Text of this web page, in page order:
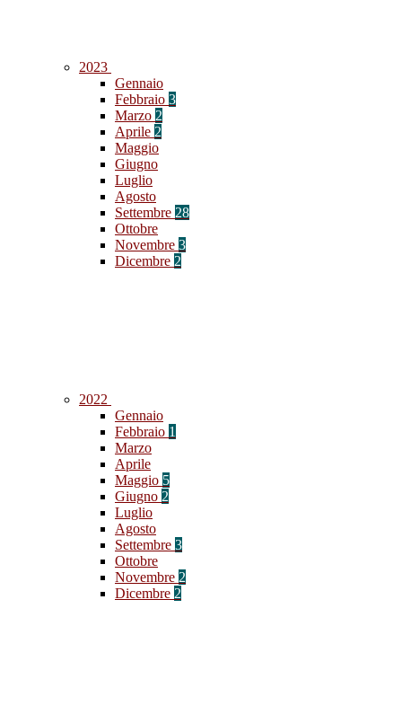
2023
Gennaio
Febbraio 3
Marzo 2
Aprile 2
Maggio
Giugno
Luglio
Agosto
Settembre 28
Ottobre
Novembre 3
Dicembre 2
2022
Gennaio
Febbraio 1
Marzo
Aprile
Maggio 5
Giugno 2
Luglio
Agosto
Settembre 3
Ottobre
Novembre 2
Dicembre 2